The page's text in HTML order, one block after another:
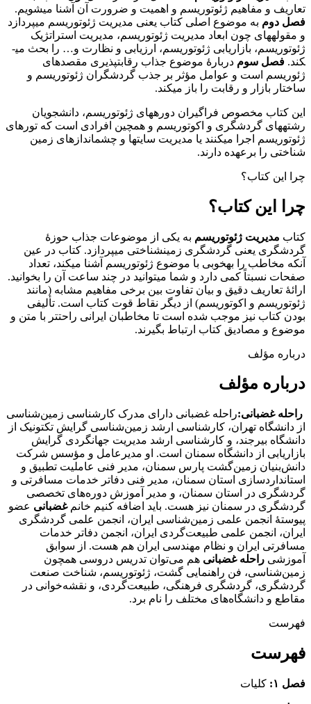
تعاریف و مفاهیم ژئوتوریسم و اهمیت و ضرورت آن آشنا می­شویم.
فصل دوم به موضوع اصلی کتاب یعنی مدیریت ژئوتوریسم می­پردازد
و مقوله­های چون ابعاد مدیریت ژئوتوریسم، مدیریت استراتژیک
ژئوتوریسم، بازاریابی ژئوتوریسم، ارزیابی و نظارت و… را بحث می­
کند. فصل سوم دربارۀ موضوع جذاب رقابت­پذیری مقصدهای
ژئوریسم است و عوامل مؤثر بر جذب گردشگران ژئوتوریسم و
ساختار بازار و رقابت را باز می­کند.
این کتاب مخصوص فراگیران دوره­های ژئوتوریسم، دانشجویان
رشته­های گردشگری و اکوتوریسم و همچین افرادی است که تورهای
ژئوتوریسم اجرا می­کنند یا مدیریت سایت­ها و چشم­­اندازهای زمین­‌
شناختی را برعهده دارند.
چرا این کتاب؟
چرا این کتاب؟
کتاب مدیریت ژئوتوریسم به یکی از موضوعات جذاب حوزۀ
گردشگری یعنی گردشگری زمین­شناختی می­پردازد. کتاب در عین
آنکه مخاطب را به­خوبی با موضوع ژئوتوریسم آشنا می­کند، تعداد
صفحات نسبتاً کمی دارد و شما می­توانید در چند ساعت آن را بخوانید.
ارائۀ تعاریف دقیق و بیان تفاوت بین برخی مفاهیم مشابه (مانند
ژئوتوریسم و اکوتوریسم) از دیگر نقاط قوت کتاب است. تألیفی
بودن کتاب نیز موجب شده است تا مخاطبان ایرانی راحت­تر با متن و
موضوع و مصادیق کتاب ارتباط بگیرند.
درباره مؤلف
درباره مؤلف
راحله غضبانی:راحله غضبانی دارای مدرک کارشناسی زمین‌شناسی
از دانشگاه تهران، کارشناسی ارشد زمین‌شناسی گرایش تکتونیک از
دانشگاه بیرجند، و کارشناسی ارشد مدیریت جهانگردی گرایش
بازاریابی از دانشگاه سمنان است. او مدیرعامل و مؤسس شرکت
دانش‌بنیان زمین‌گشت پارس سمنان، مدیر فنی عاملیت تطبیق و
استانداردسازی استان سمنان، مدیر فنی دفاتر خدمات مسافرتی و
گردشگری در استان سمنان، و مدیر آموزش دوره‌های تخصصی
گردشگری در سمنان نیز هست. باید اضافه کنیم خانمغضبانی عضو
پیوستۀ انجمن علمی زمین‌شناسی ایران، انجمن علمی گردشگری
ایران، انجمن علمی طبیعت‌گردی ایران، انجمن دفاتر خدمات
مسافرتی ایران و نظام مهندسی ایران هم هست. از سوابق
آموزشی راحله غضبانی هم می‌توان تدریس دروسی همچون
زمین‌شناسی، فن راهنمایی گشت، ژئوتوریسم، شناخت صنعت
گردشگری، گردشگری فرهنگی، طبیعت‌گردی، و نقشه‌خوانی در
مقاطع و دانشگاه‌های مختلف را نام برد.
فهرست
فهرست
فصل ۱: كليات